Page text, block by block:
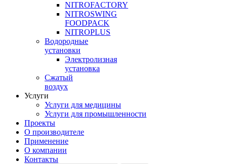
NITROFACTORY
NITROSWING
FOODPACK
NITROPLUS
Водородные
установки
Электролизная
установка
Сжатый
воздух
Услуги
Услуги для медицины
Услуги для промышленности
Проекты
О производителе
Применение
О компании
Контакты